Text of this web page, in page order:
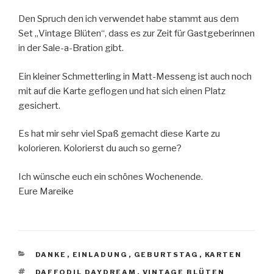
Den Spruch den ich verwendet habe stammt aus dem
Set „Vintage Blüten“, dass es zur Zeit für Gastgeberinnen
in der Sale-a-Bration gibt.
Ein kleiner Schmetterling in Matt-Messeng ist auch noch
mit auf die Karte geflogen und hat sich einen Platz
gesichert.
Es hat mir sehr viel Spaß gemacht diese Karte zu
kolorieren. Kolorierst du auch so gerne?
Ich wünsche euch ein schönes Wochenende.
Eure Mareike
KATEGORIEN
DANKE , EINLADUNG , GEBURTSTAG , KARTEN
SCHLAGWÖRTER